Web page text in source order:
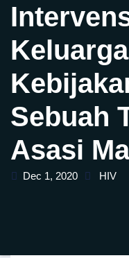
Sebuah
Asasi
Dec 1, 2020 HIV